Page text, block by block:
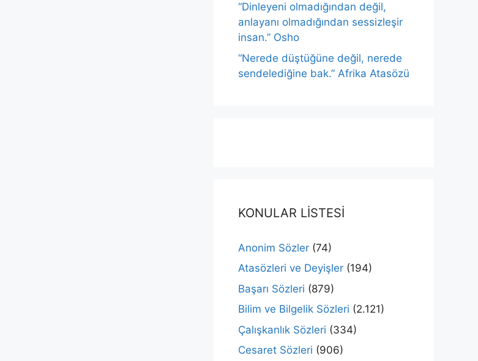
“Dinleyeni olmadığından değil,
anlayanı olmadığından sessizleşir
insan.” Osho
“Nerede düştüğüne değil, nerede
sendelediğine bak.” Afrika Atasözü
KONULAR LİSTESİ
Anonim Sözler (74)
Atasözleri ve Deyişler (194)
Başarı Sözleri (879)
Bilim ve Bilgelik Sözleri (2.121)
Çalışkanlık Sözleri (334)
Cesaret Sözleri (906)